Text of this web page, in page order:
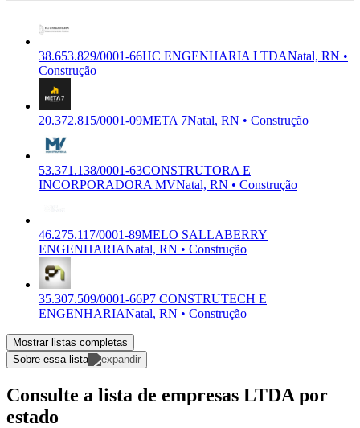
38.653.829/0001-66HC ENGENHARIA LTDANatal, RN •
Construção
20.372.815/0001-09META 7Natal, RN • Construção
53.371.138/0001-63CONSTRUTORA E
INCORPORADORA MVNatal, RN • Construção
46.275.117/0001-89MELO SALLABERRY
ENGENHARIANatal, RN • Construção
35.307.509/0001-66P7 CONSTRUTECH E
ENGENHARIANatal, RN • Construção
Mostrar listas completas
Sobre essa lista
Consulte a lista de empresas LTDA por
estado